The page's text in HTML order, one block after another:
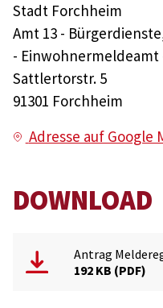
Stadt Forchheim
Amt 13 -
- Einwohnermeldeamt
Sattlertorstr. 5
91301 Forchheim
Adresse auf Google
DOWNLOAD
Antrag
192 KB PDF